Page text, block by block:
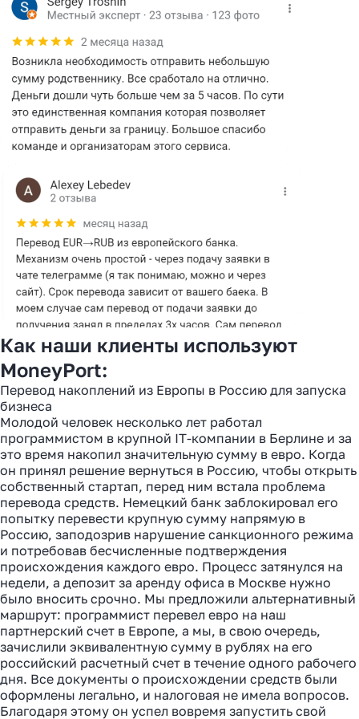
Как наши клиенты используют
MoneyPort:
Перевод накоплений из Европы в Россию для запуска
бизнеса
Молодой человек несколько лет работал
программистом в крупной IT-компании в Берлине и за
это время накопил значительную сумму в евро. Когда
он принял решение вернуться в Россию, чтобы открыть
собственный стартап, перед ним встала проблема
перевода средств. Немецкий банк заблокировал его
попытку перевести крупную сумму напрямую в
Россию, заподозрив нарушение санкционного режима
и потребовав бесчисленные подтверждения
происхождения каждого евро. Процесс затянулся на
недели, а депозит за аренду офиса в Москве нужно
было вносить срочно. Мы предложили альтернативный
маршрут: программист перевел евро на наш
партнерский счет в Европе, а мы, в свою очередь,
зачислили эквивалентную сумму в рублях на его
российский расчетный счет в течение одного рабочего
дня. Все документы о происхождении средств были
оформлены легально, и налоговая не имела вопросов.
Благодаря этому он успел вовремя запустить свой